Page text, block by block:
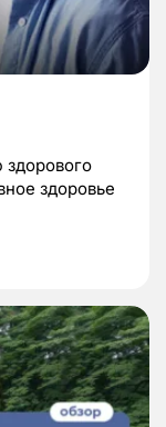
здоровье